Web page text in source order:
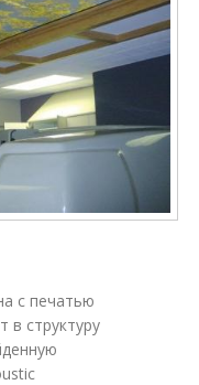
с печатью
в структуру